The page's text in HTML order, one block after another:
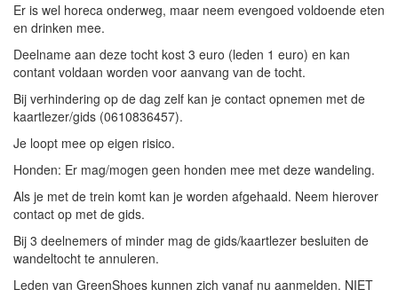
Er is wel horeca onderweg, maar neem evengoed voldoende eten
en drinken mee.
Deelname aan deze tocht kost 3 euro (leden 1 euro) en kan
contant voldaan worden voor aanvang van de tocht.
Bij verhindering op de dag zelf kan je contact opnemen met de
kaartlezer/gids (0610836457).
Je loopt mee op eigen risico.
Honden: Er mag/mogen geen honden mee met deze wandeling.
Als je met de trein komt kan je worden afgehaald. Neem hierover
contact op met de gids.
Bij 3 deelnemers of minder mag de gids/kaartlezer besluiten de
wandeltocht te annuleren.
Leden van GreenShoes kunnen zich vanaf nu aanmelden. NIET